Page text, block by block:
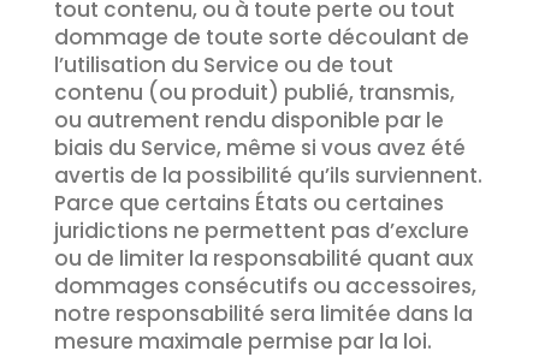
tout contenu, ou à toute perte ou tout
dommage de toute sorte découlant de
l’utilisation du Service ou de tout
contenu (ou produit) publié, transmis,
ou autrement rendu disponible par le
biais du Service, même si vous avez été
avertis de la possibilité qu’ils surviennent.
Parce que certains États ou certaines
juridictions ne permettent pas d’exclure
ou de limiter la responsabilité quant aux
dommages consécutifs ou accessoires,
notre responsabilité sera limitée dans la
mesure maximale permise par la loi.